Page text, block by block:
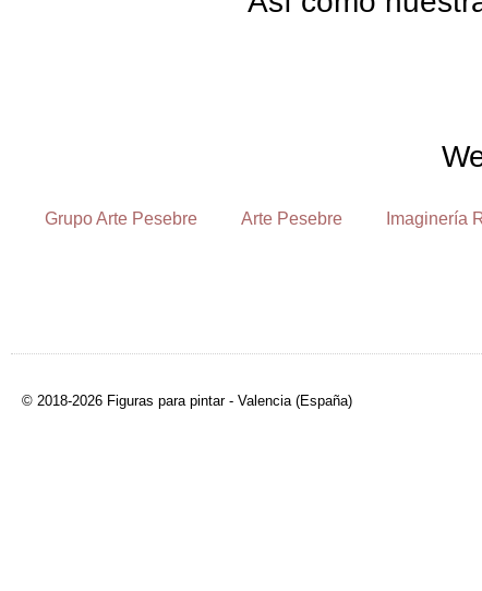
Grupo Arte Pesebre Arte Pesebre Imaginería
© 2018-2026 Figuras para pintar - Valencia (España)